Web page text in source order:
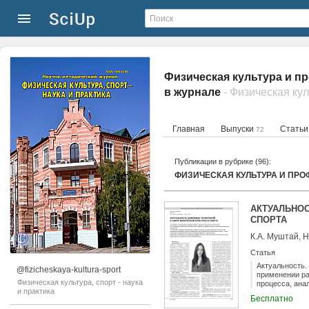
@fizicheskaya-kultura-sport
Физическая культура, спорт - наука
и практика
Физическая культура и
в журнале - Физическая
Главная Выпуски 72
Публикации в рубрике (96):
ФИЗИЧЕСКАЯ КУЛЬТУРА И
СПОРТА
К.А. Муштай,
Статья
применении
процесса,
показателей
Бесплатно